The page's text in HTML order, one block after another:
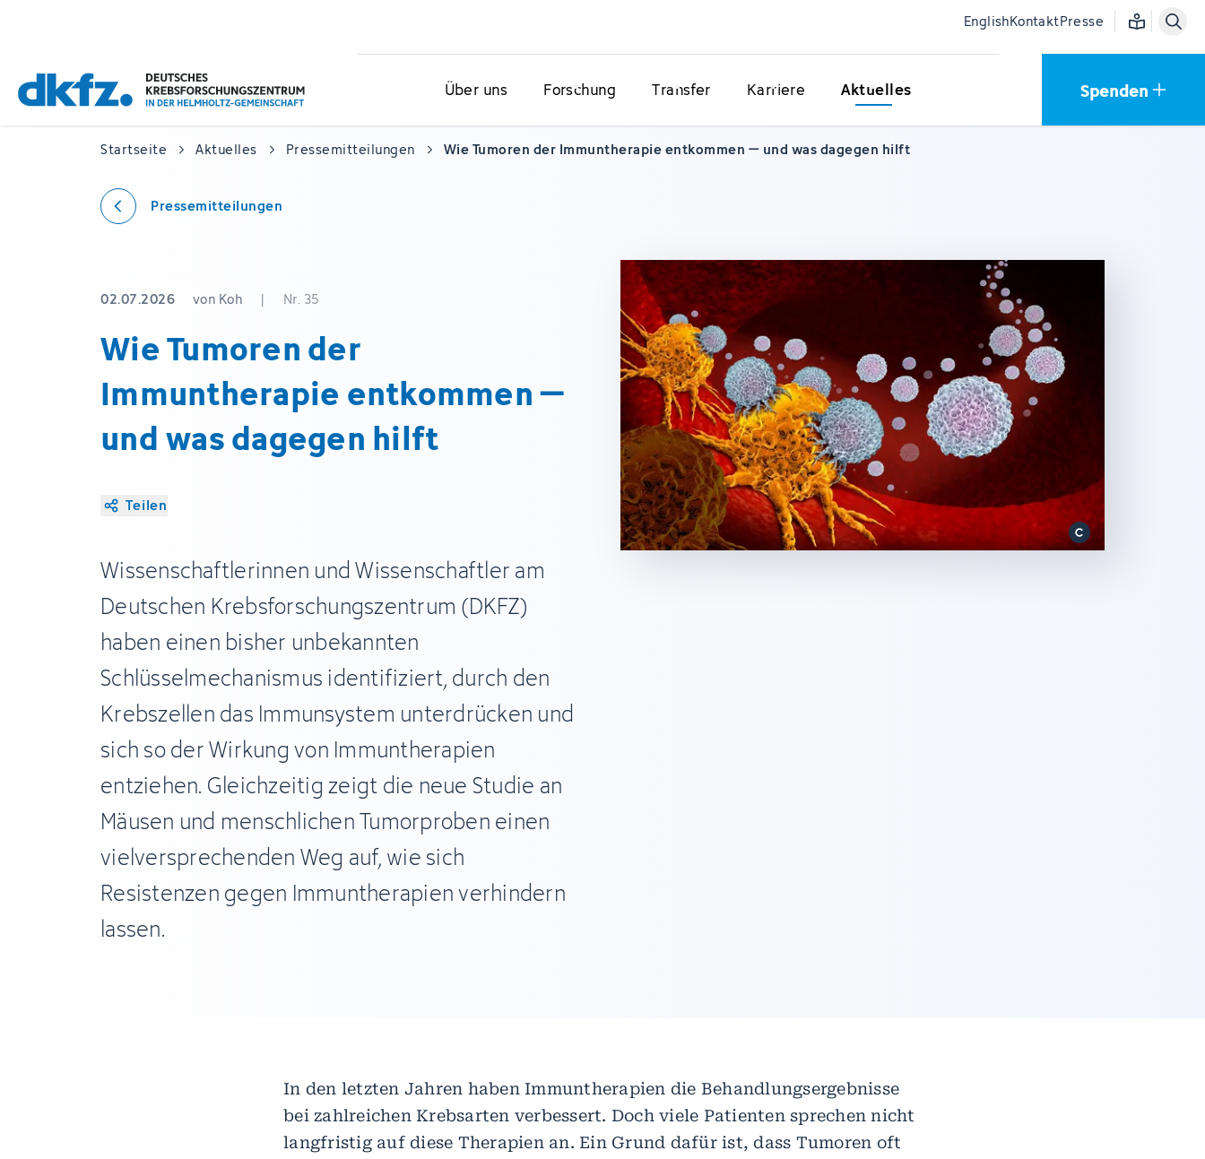
EnglishKontaktPresse Einfache
Über uns Forschung Transfer Karriere Aktuelles Spenden
Startseite Aktuelles Pressemitteilungen Wie Tumoren der Immuntherapie entkommen – und was dagegen hilft
Pressemitteilungen
02.07.2026 von Koh | Nr. 35
Wie Tumoren der
Immuntherapie entkommen –
und was dagegen hilft
Teilen
Wissenschaftlerinnen und Wissenschaftler am
Deutschen Krebsforschungszentrum (DKFZ)
haben einen bisher unbekannten
Schlüsselmechanismus identifiziert, durch den
Krebszellen das Immunsystem unterdrücken und
sich so der Wirkung von Immuntherapien
entziehen. Gleichzeitig zeigt die neue Studie an
Mäusen und menschlichen Tumorproben einen
vielversprechenden Weg auf, wie sich
Resistenzen gegen Immuntherapien verhindern
lassen.
In den letzten Jahren haben Immuntherapien die Behandlungsergebnisse
bei zahlreichen Krebsarten verbessert. Doch viele Patienten sprechen nicht
langfristig auf diese Therapien an. Ein Grund dafür ist, dass Tumoren oft